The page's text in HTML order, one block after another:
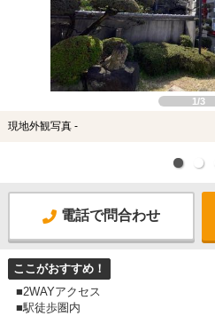
1/3
現地外観写真 -
電話で問合わせ
ここがおすすめ！
■2WAYアクセス
■駅徒歩圏内